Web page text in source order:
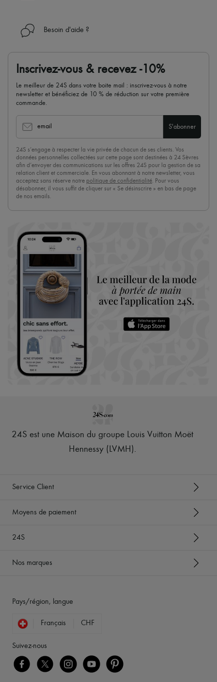
Besoin d'aide ?
Inscrivez-vous & recevez -10%
Le meilleur de 24S dans votre boite mail : inscrivez-vous à notre
newsletter et bénéficiez de 10 % de réduction sur votre première
commande.
email S'abonner
24S s’engage à respecter la vie privée de chacun de ses clients. Vos
données personnelles collectées sur cette page sont destinées à 24 Sèvres
afin d’envoyer des communications sur les offres 24S pour la gestion de sa
relation client et commerciale. En vous abonnant à notre newsletter, vous
acceptez sans réserve notre politique de confidentialité. Pour vous
désabonner, il vous suffit de cliquer sur « Se désinscrire » en bas de page
de nos emails.
24S est une Maison du groupe Louis Vuitton Moët
Hennessy (LVMH).
Service Client
Moyens de paiement
24S
Nos marques
Pays/région, langue
Français CHF
Suivez-nous